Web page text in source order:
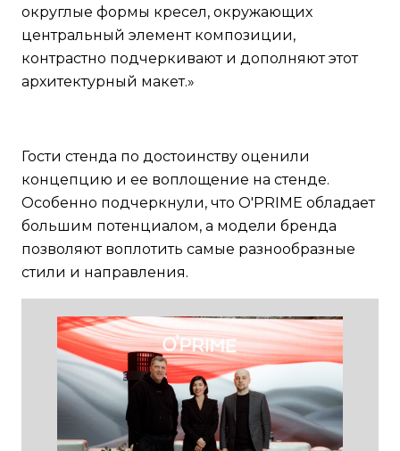
округлые формы кресел, окружающих
центральный элемент композиции,
контрастно подчеркивают и дополняют этот
архитектурный макет.»
Гости стенда по достоинству оценили
концепцию и ее воплощение на стенде.
Особенно подчеркнули, что O'PRIME обладает
большим потенциалом, а модели бренда
позволяют воплотить самые разнообразные
стили и направления.